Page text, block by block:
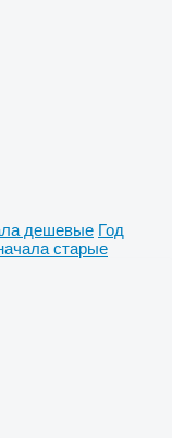
дешевые Год
старые